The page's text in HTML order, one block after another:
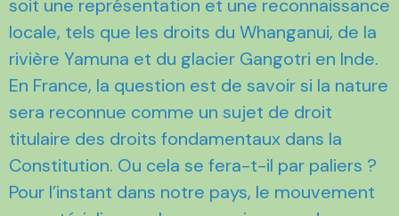
soit une représentation et une reconnaissance
locale, tels que les droits du Whanganui, de la
rivière Yamuna et du glacier Gangotri en Inde.
En France, la question est de savoir si la nature
sera reconnue comme un sujet de droit
titulaire des droits fondamentaux dans la
Constitution. Ou cela se fera-t-il par paliers ?
Pour l’instant dans notre pays, le mouvement